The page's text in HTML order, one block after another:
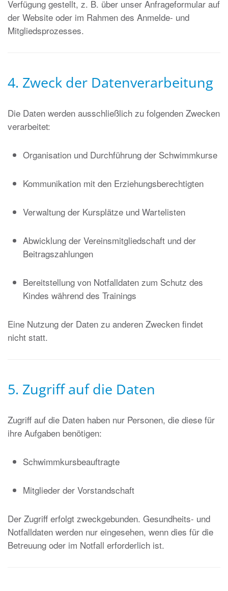
Verfügung gestellt, z. B. über unser Anfrageformular auf
der Website oder im Rahmen des Anmelde- und
Mitgliedsprozesses.
4. Zweck der Datenverarbeitung
Die Daten werden ausschließlich zu folgenden Zwecken
verarbeitet:
Organisation und Durchführung der Schwimmkurse
Kommunikation mit den Erziehungsberechtigten
Verwaltung der Kursplätze und Wartelisten
Abwicklung der Vereinsmitgliedschaft und der
Beitragszahlungen
Bereitstellung von Notfalldaten zum Schutz des
Kindes während des Trainings
Eine Nutzung der Daten zu anderen Zwecken findet
nicht statt.
5. Zugriff auf die Daten
Zugriff auf die Daten haben nur Personen, die diese für
ihre Aufgaben benötigen:
Schwimmkursbeauftragte
Mitglieder der Vorstandschaft
Der Zugriff erfolgt zweckgebunden. Gesundheits- und
Notfalldaten werden nur eingesehen, wenn dies für die
Betreuung oder im Notfall erforderlich ist.